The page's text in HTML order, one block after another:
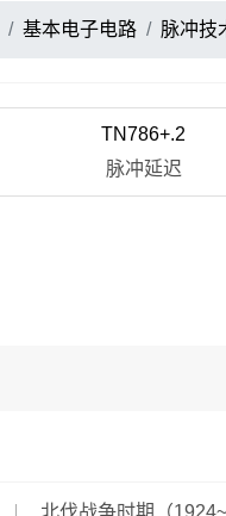
基本电子电路 脉冲技
TN786+.2
脉冲延迟
北伐战争时期（